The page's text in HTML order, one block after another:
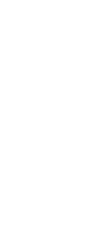
diretamente
base num teste
pedidos e
de autor,
know-how,
dados e
intelectual
do mundo.
e Serviços.
ou
por nós.